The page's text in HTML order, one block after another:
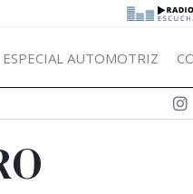
ESPECIAL AUTOMOTRIZ